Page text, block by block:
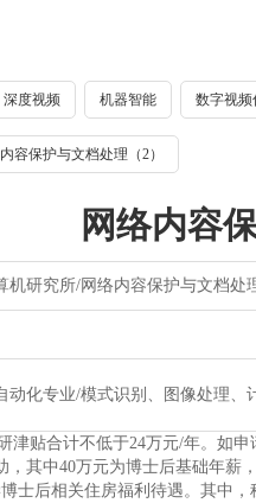
深度视频 机器智能 数字视频
容保护与文档处理（2）
网络内容
研究所/网络内容保护与文档处
化专业/模式识别、图像处理、
贴合计不低于24万元/年。如申
，其中40万元为博士后基础年薪
后相关住房福利待遇。其中，